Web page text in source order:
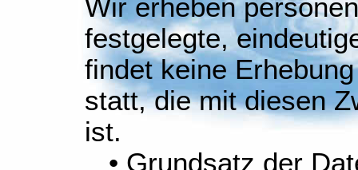
Wir erheben
festgelegte,
findet keine
statt, die mit diesen
ist.
• Grundsatz der